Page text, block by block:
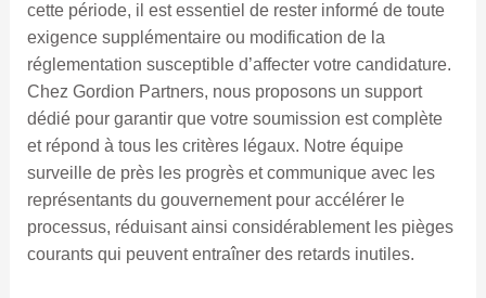
cette période, il est essentiel de rester informé de toute
exigence supplémentaire ou modification de la
réglementation susceptible d’affecter votre candidature.
Chez Gordion Partners, nous proposons un support
dédié pour garantir que votre soumission est complète
et répond à tous les critères légaux. Notre équipe
surveille de près les progrès et communique avec les
représentants du gouvernement pour accélérer le
processus, réduisant ainsi considérablement les pièges
courants qui peuvent entraîner des retards inutiles.